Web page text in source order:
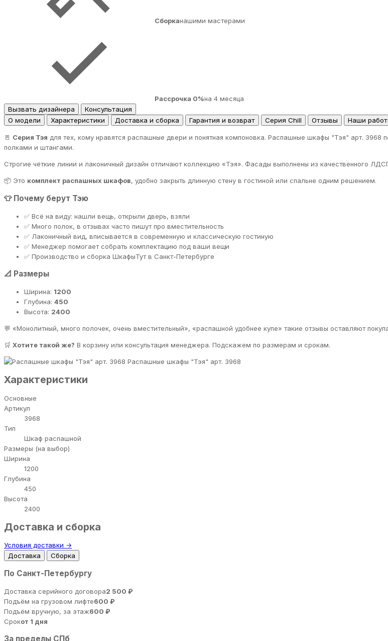
Сборканашими мастерами
Рассрочка 0%на 4 месяца
Вызвать дизайнера
Консультация
О модели
Характеристики Доставка и сборка Гарантия и возврат Серия Chill Отзывы Наши
🚪 Серия Тэя для тех, кому нравятся распашные двери и понятная компоновка. Распашные шкафы "Тэя" арт.
полками и штангами.
Строгие чёткие линии и лаконичный дизайн отличают коллекцию «Тэя». Фасады выполнены из качественного
📦 Это комплект распашных шкафов, удобно закрыть длинную стену в гостиной или спальне одним решением.
👕 Почему берут Тэю
✅ Всё на виду: нашли вещь, открыли дверь, взяли
✅ Много полок, в отзывах часто пишут про вместительность
✅ Лаконичный вид, вписывается в современную и классическую гостиную
✅ Менеджер помогает собрать комплектацию под ваши вещи
✅ Производство и сборка ШкафыТут в Санкт-Петербурге
📐 Размеры
Ширина: 1200
Глубина: 450
Высота: 2400
💬 «Монолитный, много полочек, очень вместительный», «распашной удобнее купе» такие отзывы оставляют
🛒 Хотите такой же? В корзину или консультация менеджера. Подскажем по размерам и срокам.
Распашные шкафы "Тэя" арт. 3968
Характеристики
Основные
Артикул
3968
Тип
Шкаф распашной
Размеры (на выбор)
Ширина
1200
Глубина
450
Высота
2400
Доставка и сборка
Условия доставки →
Доставка
Сборка
По Санкт-Петербургу
Доставка серийного договора2 500 ₽
Подъём на грузовом лифте600 ₽
Подъём вручную, за этаж600 ₽
Срокот 1 дня
За пределы СПб